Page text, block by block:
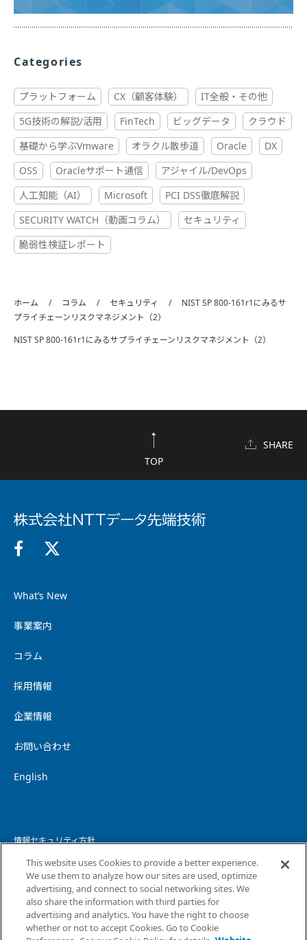
Categories
プラットフォーム CX（顧客体験）
IT全般・その他
5G技術の解説/活用
FinTech ビッグデータ
クラウド
基礎から学ぶVmware
オラクル散歩道 Oracle
DX
OSS
Oracleサポート通信
アジャイル/DevOps
人工知能（AI）
Microsoft
PCI DSS徹底解説
SECURITY WATCH（動画コラム）
セキュリティ
脆弱性検証レポート
ホーム コラム セキュリティ
NIST SP 800-161r1にみるサ
プライチェーンリスクマネジメント（2）
NIST SP 800-161r1にみるサプライチェーンリスクマネジメント（2）
TOP
SHARE
What’s New
事業案内
コラム
採用情報
企業情報
お問い合わせ
English
情報セキュリティ方針
個人情報保護方針
個人情報の取り扱いについて
ウェブサイトプライバシーポリシー
This website uses Cookies to provide a better experience.
We use them to analyze how our sites are used, optimize
advertising, and connect to social networking sites. We
also share the information with third parties for
advertising and analytics. You have the right to choose
whether or not to accept Cookies. Go to Cookie